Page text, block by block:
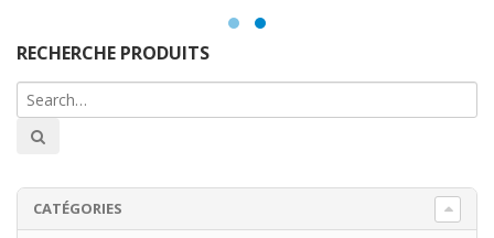
RECHERCHE PRODUITS
CATÉGORIES